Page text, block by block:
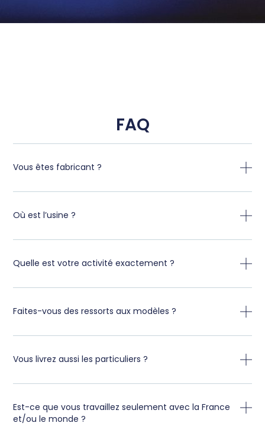
FAQ
Vous êtes fabricant ?
Où est l’usine ?
Quelle est votre activité exactement ?
Faites-vous des ressorts aux modèles ?
Vous livrez aussi les particuliers ?
Est-ce que vous travaillez seulement avec la France
et/ou le monde ?